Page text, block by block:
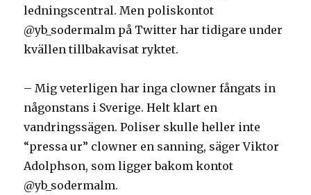
ledningscentral. Men poliskontot
@yb_sodermalm på Twitter har tidigare under
kvällen tillbakavisat ryktet.
– Mig veterligen har inga clowner fångats in
någonstans i Sverige. Helt klart en
vandringssägen. Poliser skulle heller inte
“pressa ur” clowner en sanning, säger Viktor
Adolphson, som ligger bakom kontot
@yb_sodermalm.